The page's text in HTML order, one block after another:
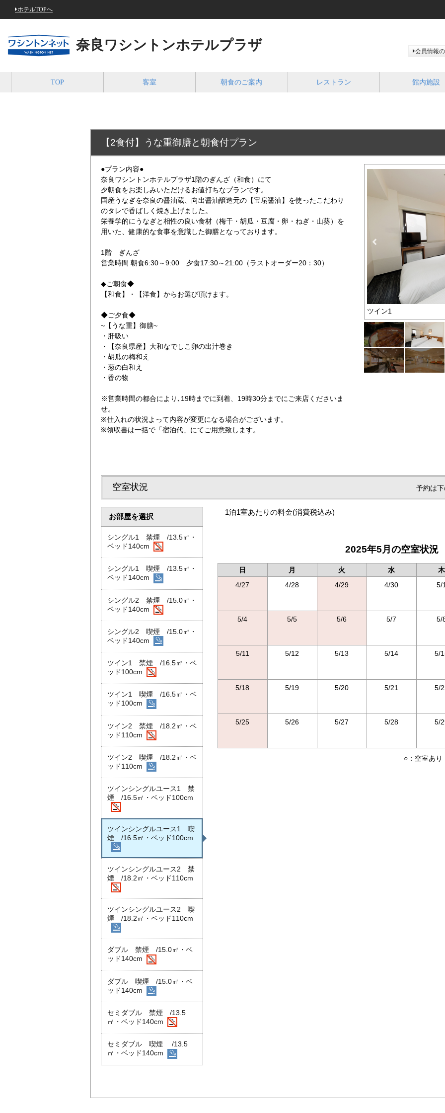
ホテルTOPへ
奈良ワシントンホテルプラザ 会員情報
TOP 客室 朝食のご案内 レストラン 館内施設
【2食付】うな重御膳と朝食付プラン
●プラン内容●
奈良ワシントンホテルプラザ1階のぎんざ（和食）にて
夕朝食をお楽しみいただけるお値打ちなプランです。
国産うなぎを奈良の醤油蔵、向出醤油醸造元の【宝扇醤油】を使ったこだわり
のタレで香ばしく焼き上げました。
栄養学的にうなぎと相性の良い食材（梅干・胡瓜・豆腐・卵・ねぎ・山葵）を
用いた、健康的な食事を意識した御膳となっております。
1階 ぎんざ
営業時間 朝食6:30～9:00 夕食17:30～21:00（ラストオーダー20：30）
◆ご朝食◆
【和食】・【洋食】からお選び頂けます。
◆ご夕食◆
~【うな重】御膳~
・肝吸い
・【奈良県産】大和なでしこ卵の出汁巻き
・胡瓜の梅和え
・葱の白和え
・香の物
※営業時間の都合により､19時までに到着、19時30分までにご来店くださいま
せ。
※仕入れの状況よって内容が変更になる場合がございます。
※領収書は一括で「宿泊代」にてご用意致します。
ツイン1
空室状況 予約は
お部屋を選択
シングル1 禁煙 /13.5㎡・
ベッド140cm
シングル1 喫煙 /13.5㎡・
ベッド140cm
シングル2 禁煙 /15.0㎡・
ベッド140cm
シングル2 喫煙 /15.0㎡・
ベッド140cm
ツイン1 禁煙 /16.5㎡・ベ
ッド100cm
ツイン1 喫煙 /16.5㎡・ベ
ッド100cm
ツイン2 禁煙 /18.2㎡・ベ
ッド110cm
ツイン2 喫煙 /18.2㎡・ベ
ッド110cm
ツインシングルユース1 禁
煙 /16.5㎡・ベッド100cm
ツインシングルユース1 喫
煙 /16.5㎡・ベッド100cm
ツインシングルユース2 禁
煙 /18.2㎡・ベッド110cm
ツインシングルユース2 喫
煙 /18.2㎡・ベッド110cm
ダブル 禁煙 /15.0㎡・ベ
ッド140cm
ダブル 喫煙 /15.0㎡・ベ
ッド140cm
セミダブル 禁煙 /13.5
㎡・ベッド140cm
セミダブル 喫煙 /13.5
㎡・ベッド140cm
1泊1室あたりの料金(消費税込み)
2025年5月の空室状況
日 月 火 水
木
4/27
4/28 4/29 4/30 5/
5/4 5/5 5/6 5/7 5/
5/11 5/12 5/13 5/14 5/
5/18 5/19 5/20 5/21 5/
5/25 5/26 5/27 5/28 5/
○：空室あ